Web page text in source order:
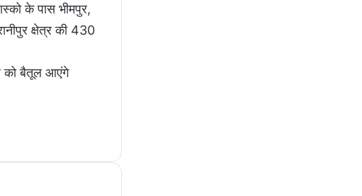
के पास भीमपुर,
क्षेत्र की 430
को बैतूल आएंगे